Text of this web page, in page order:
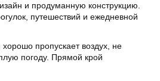
и продуманную конструкцию.
путешествий и ежедневной
пропускает воздух, не
погоду. Прямой крой